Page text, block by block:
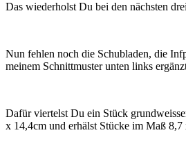
Das wiederholst Du bei den nächsten
Nun fehlen noch die Schubladen, die
meinem Schnittmuster unten links
Dafür viertelst Du ein Stück
x 14,4cm und erhälst Stücke im Maß 8,7